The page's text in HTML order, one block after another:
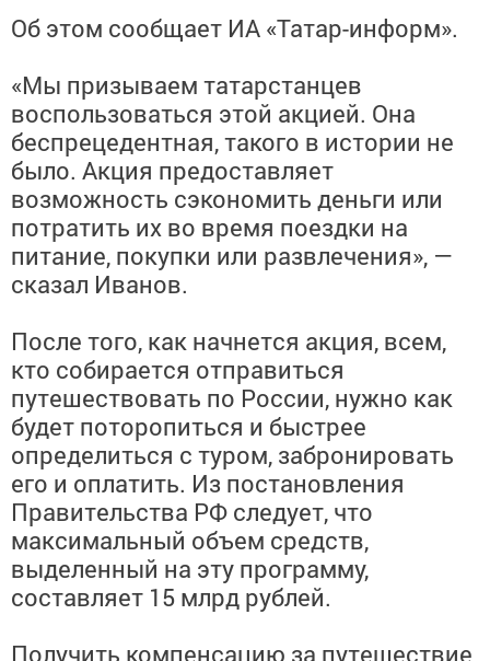
Об этом сообщает ИА «Татар-информ».
«Мы призываем татарстанцев
воспользоваться этой акцией. Она
беспрецедентная, такого в истории не
было. Акция предоставляет
возможность сэкономить деньги или
потратить их во время поездки на
питание, покупки или развлечения», —
сказал Иванов.
После того, как начнется акция, всем,
кто собирается отправиться
путешествовать по России, нужно как
будет поторопиться и быстрее
определиться с туром, забронировать
его и оплатить. Из постановления
Правительства РФ следует, что
максимальный объем средств,
выделенный на эту программу,
составляет 15 млрд рублей.
Получить компенсацию за путешествие